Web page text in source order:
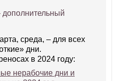
дополнительный
среда, – для всех
дни.
в 2024 году:
нерабочие дни и